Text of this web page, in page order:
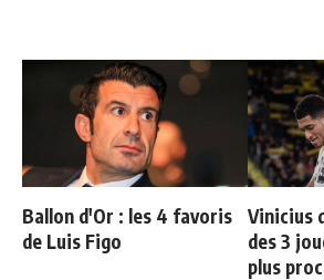
Ballon d'Or : les 4 favoris
de Luis Figo
Vinicius
des 3
plus